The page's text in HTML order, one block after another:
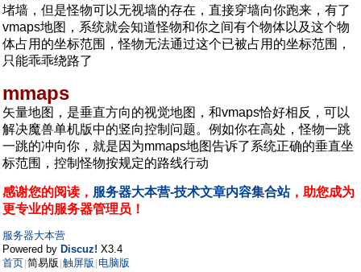
堵墙，但是怪物可以无视墙的存在，直接穿墙向你跑来，有了
vmaps地图，系统就会知道怪物和你之间有个物体以及这个物
体占用的坐标范围，怪物无法通过这个已被占用的坐标范围，
只能乖乖绕路了
mmaps
矢量地图，是垂直方向的视觉地图，和vmaps恰好相反，可以
解决魔兽单机版中的竖向控制问题。例如你在高处，怪物一跳
一跳的冲向你，就是因为mmaps地图告诉了系统正确的垂直坐
标范围，控制怪物按规定的路线行动
感谢您的阅读， 服务器大本营-技术文章内容集合站，助您成为
更专业的服务器管理员！
服务器大本营
Powered by Discuz! X3.4
首页 简易版 触屏版 电脑版